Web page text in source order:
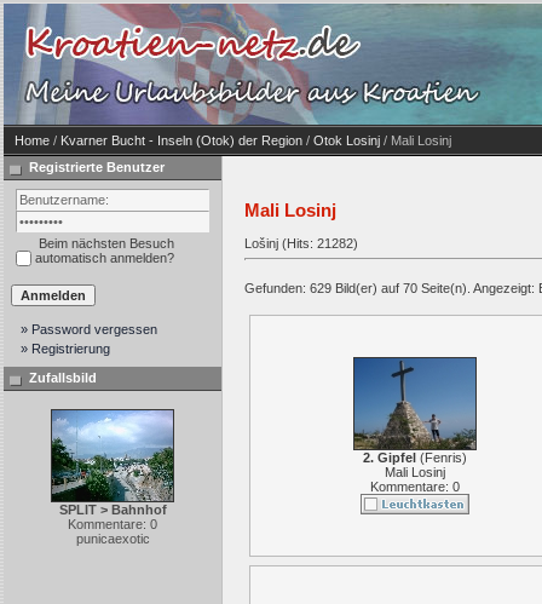
Home / Kvarner Bucht - Inseln (Otok) der Region / Otok Losinj / Mali Losinj
Registrierte Benutzer
Beim nächsten Besuch
automatisch anmelden?
» Password vergessen
» Registrierung
Zufallsbild
SPLIT > Bahnhof
Kommentare: 0
punicaexotic
Mali Losinj
Lošinj (Hits: 21282)
Gefunden: 629 Bild(er) auf 70 Seite(n). Angezeigt:
2. Gipfel(Fenris)
Mali Losinj
Kommentare: 0